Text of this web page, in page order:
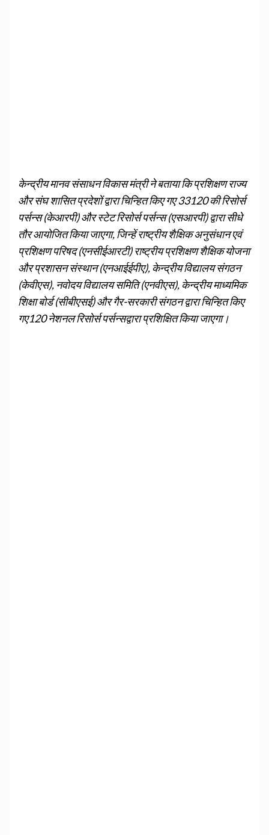
केन्द्रीय मानव संसाधन विकास मंत्री ने बताया कि प्रशिक्षण राज्य
और संघ शासित प्रदेशों द्वारा चिन्हित किए गए 33120 की रिसोर्स
पर्सन्स (केआरपी) और स्टेट रिसोर्स पर्सन्स (एसआरपी) द्वारा सीधे
तौर आयोजित किया जाएगा, जिन्हें राष्ट्रीय शैक्षिक अनुसंधान एवं
प्रशिक्षण परिषद (एनसीईआरटी) राष्ट्रीय प्रशिक्षण शैक्षिक योजना
और प्रशासन संस्थान (एनआईईपीए), केन्द्रीय विद्यालय संगठन
(केवीएस), नवोदय विद्यालय समिति (एनवीएस), केन्द्रीय माध्यमिक
शिक्षा बोर्ड (सीबीएसई) और गैर-सरकारी संगठन द्वारा चिन्हित किए
गए120 नेशनल रिसोर्स पर्सन्सद्वारा प्रशिक्षित किया जाएगा।